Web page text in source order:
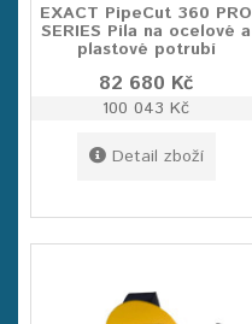
EXACT PipeCut 360 PRO
SERIES Pila na ocelové a
plastové potrubí
82 680 Kč
100 043 Kč
Detail zboží